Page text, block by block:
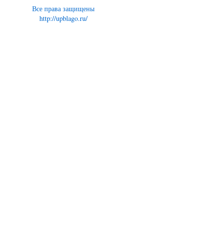
Все права защищены
http://upblago.ru/